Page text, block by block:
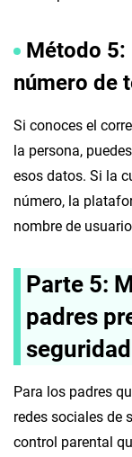
Método 5:
número de
Si conoces el
la persona,
esos datos. Si la
número, la
nombre de
Parte 5:
padres
Para los padres
redes sociales de
control parental